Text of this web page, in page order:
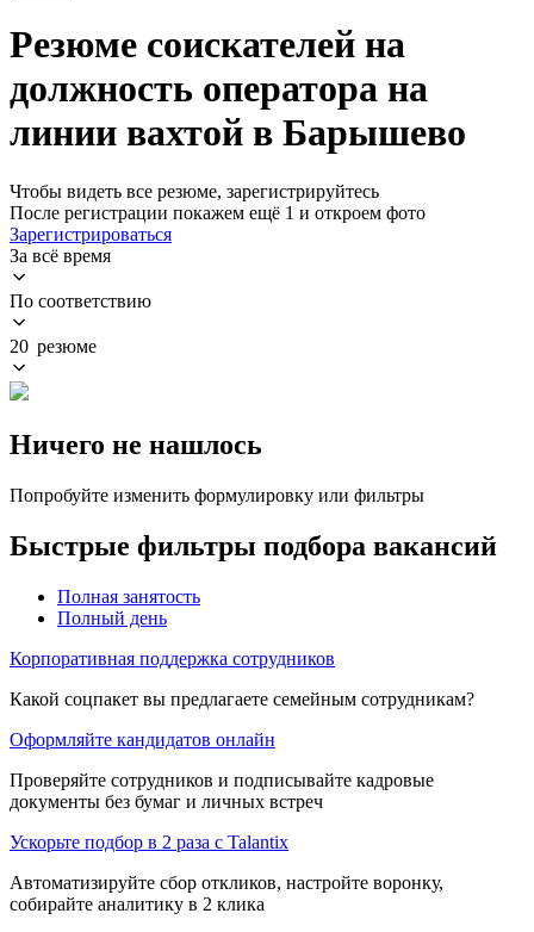
Резюме соискателей на
должность оператора на
линии вахтой в Барышево
Чтобы видеть все резюме, зарегистрируйтесь
После регистрации покажем ещё 1 и откроем фото
Зарегистрироваться
За всё время
По соответствию
20 резюме
Ничего не нашлось
Попробуйте изменить формулировку или фильтры
Быстрые фильтры подбора вакансий
Полная занятость
Полный день
Корпоративная поддержка сотрудников
Какой соцпакет вы предлагаете семейным сотрудникам?
Оформляйте кандидатов онлайн
Проверяйте сотрудников и подписывайте кадровые
документы без бумаг и личных встреч
Ускорьте подбор в 2 раза с Talantix
Автоматизируйте сбор откликов, настройте воронку,
собирайте аналитику в 2 клика